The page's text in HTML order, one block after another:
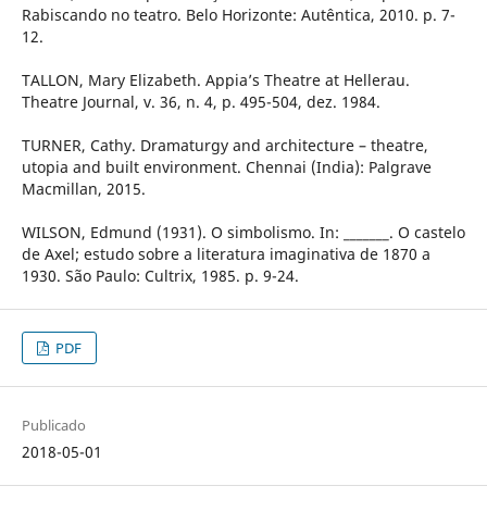
Rabiscando no teatro. Belo Horizonte: Autêntica, 2010. p. 7-
12.
TALLON, Mary Elizabeth. Appia’s Theatre at Hellerau.
Theatre Journal, v. 36, n. 4, p. 495-504, dez. 1984.
TURNER, Cathy. Dramaturgy and architecture – theatre,
utopia and built environment. Chennai (India): Palgrave
Macmillan, 2015.
WILSON, Edmund (1931). O simbolismo. In: _______. O castelo
de Axel; estudo sobre a literatura imaginativa de 1870 a
1930. São Paulo: Cultrix, 1985. p. 9-24.
PDF
Publicado
2018-05-01